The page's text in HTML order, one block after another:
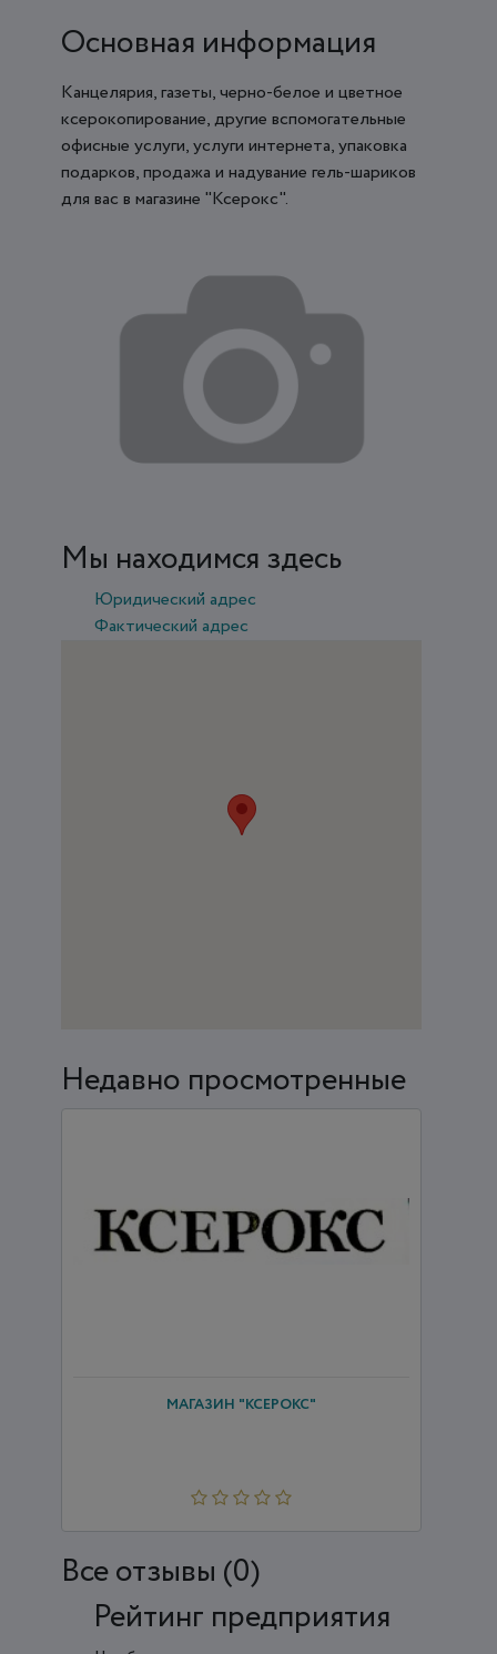
Основная информация
Канцелярия, газеты, черно-белое и цветное
ксерокопирование, другие вспомогательные
офисные услуги, услуги интернета, упаковка
подарков, продажа и надувание гель-шариков
для вас в магазине "Ксерокс".
Мы находимся здесь
Юридический адрес
Фактический адрес
Недавно просмотренные
МАГАЗИН "КСЕРОКС"
Все отзывы (0)
Рейтинг предприятия